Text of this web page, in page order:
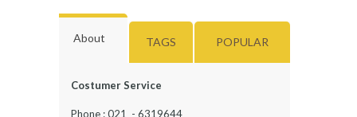
About TAGS POPULAR
Costumer Service
Phone : 021 - 6319644